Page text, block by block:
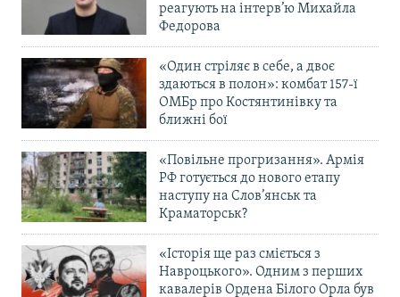
реагують на інтерв’ю Михайла
Федорова
«Один стріляє в себе, а двоє
здаються в полон»: комбат 157-ї
ОМБр про Костянтинівку та
ближні бої
«Повільне прогризання». Армія
РФ готується до нового етапу
наступу на Слов’янськ та
Краматорськ?
«Історія ще раз сміється з
Навроцького». Одним з перших
кавалерів Ордена Білого Орла був